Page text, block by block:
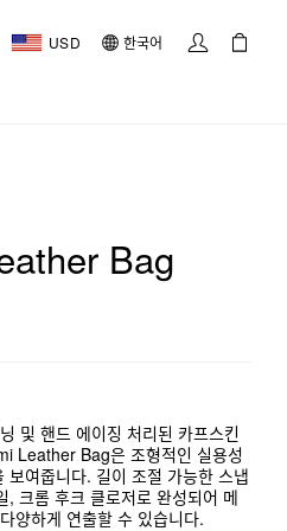
USD 한국어
Bag
및 핸드 에이징 처리된 카프스킨
Leather Bag은 조형적인 실용성
보여줍니다. 길이 조절 가능한 스냅
, 크롬 후크 클로저로 완성되어 메
양하게 연출할 수 있습니다.